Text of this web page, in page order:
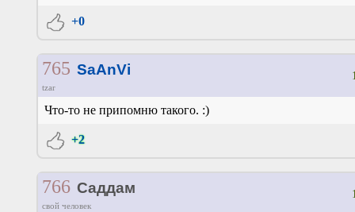
+0
765 SaAnVi
tzar
Что-то не припомню такого. :)
+2
766 Саддам
свой человек